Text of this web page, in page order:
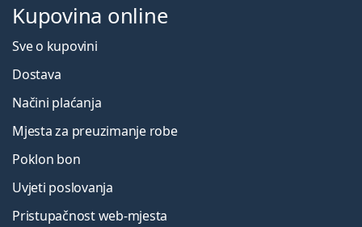
Kupovina online
Sve o kupovini
Dostava
Načini plaćanja
Mjesta za preuzimanje robe
Poklon bon
Uvjeti poslovanja
Pristupačnost web-mjesta